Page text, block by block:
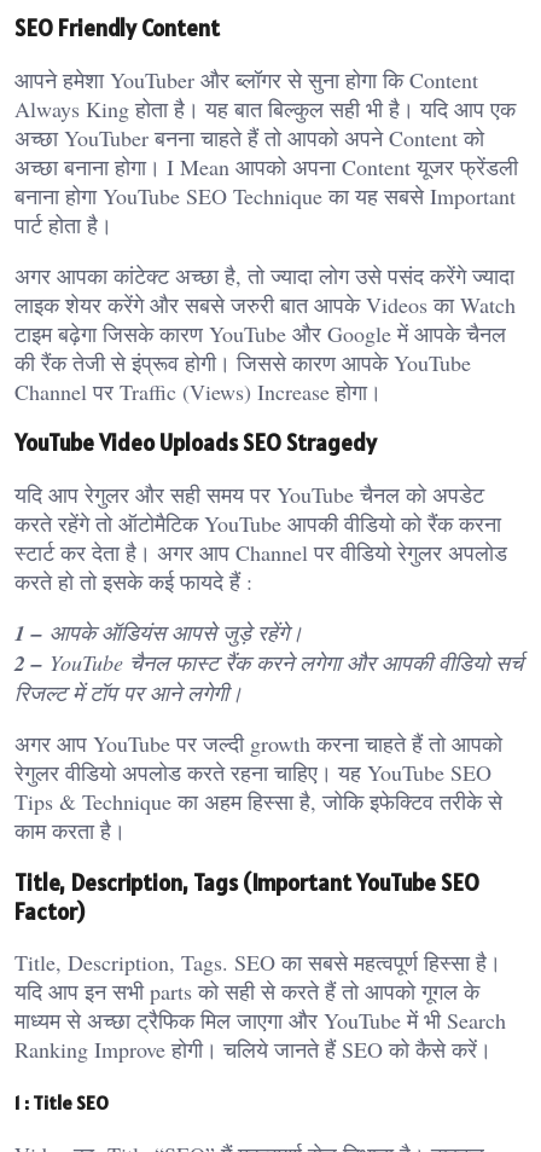
SEO Friendly Content
आपने हमेशा YouTuber और ब्लॉगर से सुना होगा कि Content
Always King होता है। यह बात बिल्कुल सही भी है। यदि आप एक
अच्छा YouTuber बनना चाहते हैं तो आपको अपने Content को
अच्छा बनाना होगा। I Mean आपको अपना Content यूजर फ्रेंडली
बनाना होगा YouTube SEO Technique का यह सबसे Important
पार्ट होता है।
अगर आपका कांटेक्ट अच्छा है, तो ज्यादा लोग उसे पसंद करेंगे ज्यादा
लाइक शेयर करेंगे और सबसे जरुरी बात आपके Videos का Watch
टाइम बढ़ेगा जिसके कारण YouTube और Google में आपके चैनल
की रैंक तेजी से इंप्रूव होगी। जिससे कारण आपके YouTube
Channel पर Traffic (Views) Increase होगा।
YouTube Video Uploads SEO Stragedy
यदि आप रेगुलर और सही समय पर YouTube चैनल को अपडेट
करते रहेंगे तो ऑटोमैटिक YouTube आपकी वीडियो को रैंक करना
स्टार्ट कर देता है। अगर आप Channel पर वीडियो रेगुलर अपलोड
करते हो तो इसके कई फायदे हैं :
1 – आपके ऑडियंस आपसे जुड़े रहेंगे।
2 – YouTube चैनल फास्ट रैंक करने लगेगा और आपकी वीडियो सर्च
रिजल्ट में टॉप पर आने लगेगी।
अगर आप YouTube पर जल्दी growth करना चाहते हैं तो आपको
रेगुलर वीडियो अपलोड करते रहना चाहिए। यह YouTube SEO
Tips & Technique का अहम हिस्सा है, जोकि इफेक्टिव तरीके से
काम करता है।
Title, Description, Tags (Important YouTube SEO
Factor)
Title, Description, Tags. SEO का सबसे महत्वपूर्ण हिस्सा है।
यदि आप इन सभी parts को सही से करते हैं तो आपको गूगल के
माध्यम से अच्छा ट्रैफिक मिल जाएगा और YouTube में भी Search
Ranking Improve होगी। चलिये जानते हैं SEO को कैसे करें।
1 : Title SEO